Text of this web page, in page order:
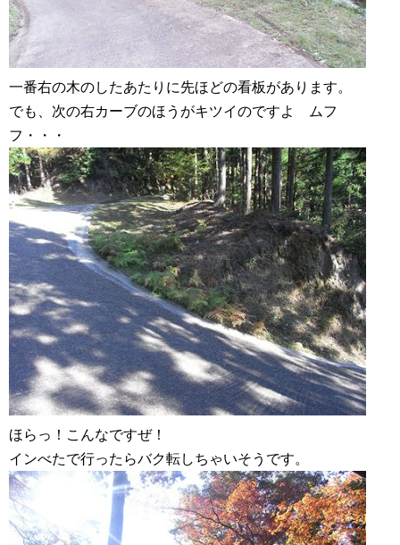
一番右の木のしたあたりに先ほどの看板があります。
でも、次の右カーブのほうがキツイのですよ ムフ
フ・・・
ほらっ！こんなですぜ！
インべたで行ったらバク転しちゃいそうです。